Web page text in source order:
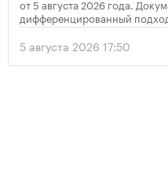
от 5 августа 2026 года.
дифференцированный
количества парковок в
устанавливает переходный
проектов.
5 августа 2026 17:50